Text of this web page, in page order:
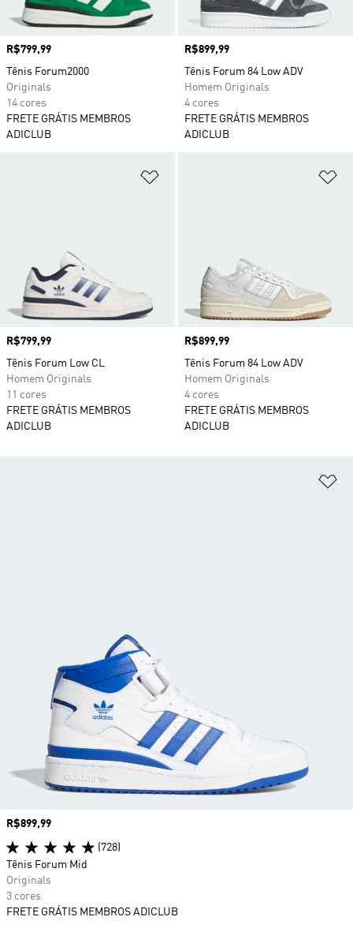
Preço
R$799,99
Tênis Forum2000
Originals
14 cores
FRETE GRÁTIS MEMBROS
ADICLUB
Preço
R$899,99
Tênis Forum 84 Low ADV
Homem Originals
4 cores
FRETE GRÁTIS MEMBROS
ADICLUB
Preço
R$799,99
Tênis Forum Low CL
Homem Originals
11 cores
FRETE GRÁTIS MEMBROS
ADICLUB
Preço
R$899,99
Tênis Forum 84 Low ADV
Homem Originals
4 cores
FRETE GRÁTIS MEMBROS
ADICLUB
Preço
R$899,99
(728)
Tênis Forum Mid
Originals
3 cores
FRETE GRÁTIS MEMBROS ADICLUB